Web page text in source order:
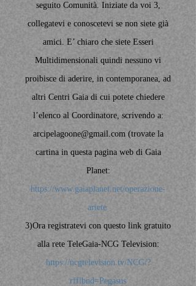
seguito Comunità. Iniziate da voi 3,
collegatevi e conoscetevi se non siete già
amici. E’ chiaro che siete Esseri
Multidimensionali quindi nessuno vi
proibisce di aderire, in contemporanea, ad
altri Centri Gaia di cui potete chiedere
l’elenco al Coordinatore, scrivendo a:
arcipelagoone@gmail.com(trovate la
cartina in questa pagina web di Gaia
Planet:
https://www.gaiaplanet.net/operazione-
ariete
3)Ora registratevi con questo link gratuito
alla rete TeleGaia-NCG Television:
https://ncgtelevision.tv/NCG/?
rfflbnd=Pegasus